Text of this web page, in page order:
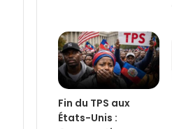
Fin du TPS aux
États-Unis :